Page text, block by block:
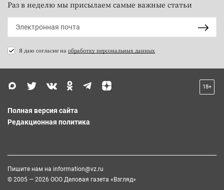
Раз в неделю мы присылаем самые важные статьи
Я даю согласие на обработку персональных данных
18+
Полная версия сайта
Редакционная политика
Пишите нам на information@vz.ru
© 2005 — 2026 ООО Деловая газета «Взгляд»